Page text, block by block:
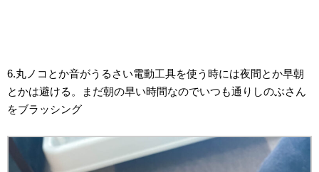
6.丸ノコとか音がうるさい電動工具を使う時には夜間とか早朝
とかは避ける。まだ朝の早い時間なのでいつも通りしのぶさん
をブラッシング